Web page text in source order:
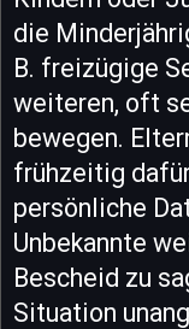
die
B. freizügige
weiteren, oft
bewegen.
frühzeitig
persönliche
Unbekannte
Bescheid zu
Situation